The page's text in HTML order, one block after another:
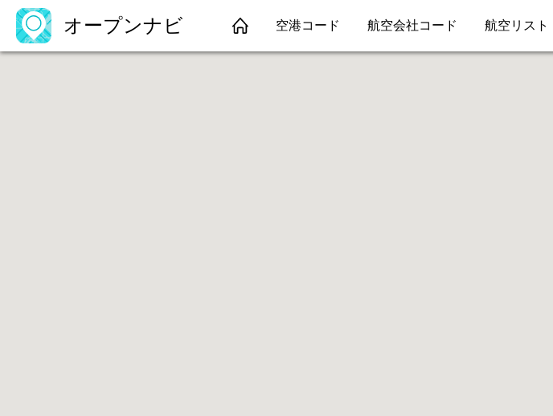
オープンナビ 空港コード 航空会社コード 航空リスト